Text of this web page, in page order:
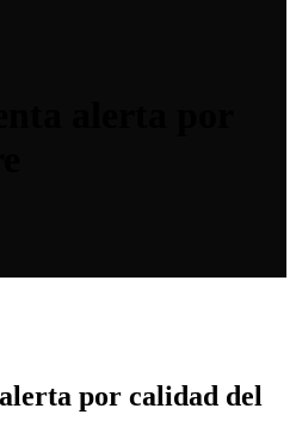
por calidad del